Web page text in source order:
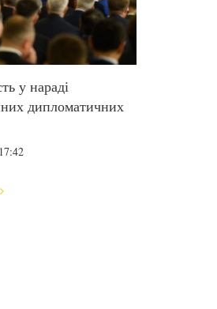
у нараді
дипломатичних